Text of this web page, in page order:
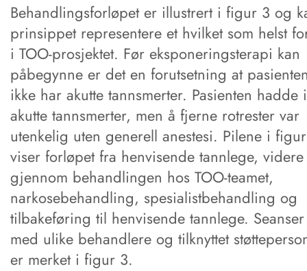
Behandlingsforløpet er illustrert i figur 3 og
prinsippet representere et hvilket som helst
i TOO-prosjektet. Før eksponeringsterapi kan
påbegynne er det en forutsetning at
ikke har akutte tannsmerter. Pasienten hadde
akutte tannsmerter, men å fjerne rotrester var
utenkelig uten generell anestesi. Pilene i
viser forløpet fra henvisende tannlege, videre
gjennom behandlingen hos TOO-teamet,
narkosebehandling, spesialistbehandling og
tilbakeføring til henvisende tannlege. Seanser
med ulike behandlere og tilknyttet
er merket i figur 3.